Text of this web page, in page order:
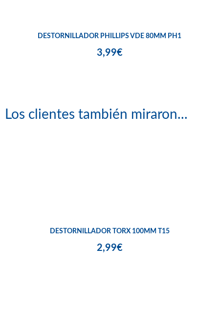
DESTORNILLADOR PHILLIPS VDE 80MM PH1
3,99€
Los clientes también miraron...
DESTORNILLADOR TORX 100MM T15
2,99€